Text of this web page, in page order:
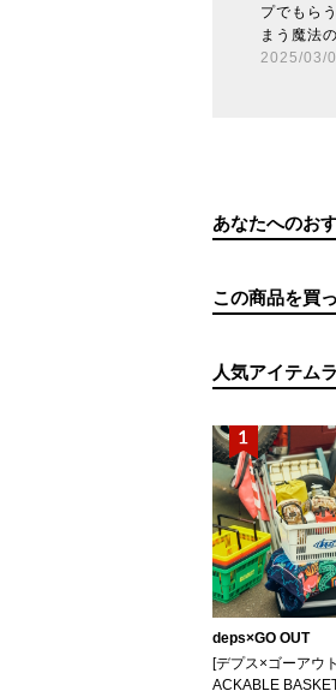
プでもら
まう魔法
2025/03/
あなたへのお
この商品を買
人気アイテム
deps×GO OUT
[デプス×ゴーアウ
ACKABLE